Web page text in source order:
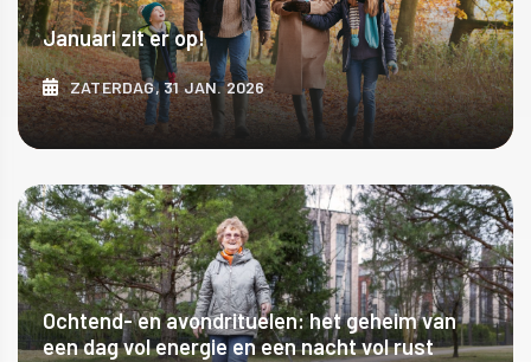
Januari zit er op!
ZATERDAG, 31 JAN. 2026
ONTDEK MEER
Ochtend- en avondrituelen: het geheim van
een dag vol energie en een nacht vol rust